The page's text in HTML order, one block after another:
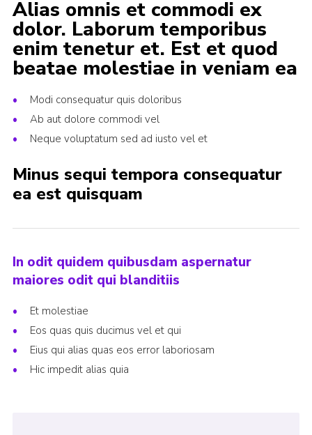
Alias omnis et commodi ex
dolor. Laborum temporibus
enim tenetur et. Est et quod
beatae molestiae in veniam ea
Modi consequatur quis doloribus
Ab aut dolore commodi vel
Neque voluptatum sed ad iusto vel et
Minus sequi tempora consequatur
ea est quisquam
In odit quidem quibusdam aspernatur
maiores odit qui blanditiis
Et molestiae
Eos quas quis ducimus vel et qui
Eius qui alias quas eos error laboriosam
Hic impedit alias quia